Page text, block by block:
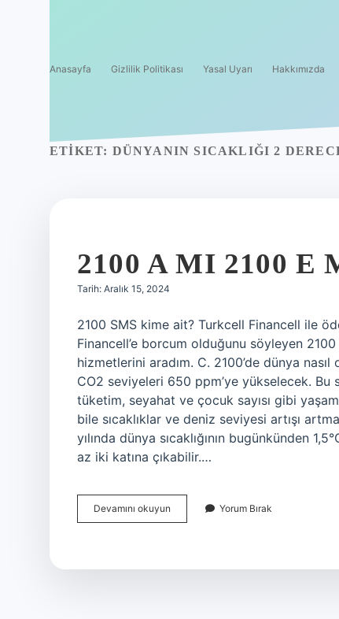
Anasayfa Gizlilik Politikası Yasal Uyarı Hakkımızda
ETIKET: DÜNYANIN SICAKLIĞI 2
2100 A MI 2100 E
Tarih: Aralık 15, 2024
2100 SMS kime ait? Turkcell Financell ile
Financell’e borcum olduğunu söyleyen
hizmetlerini aradım. C. 2100’de dünya
CO2 seviyeleri 650 ppm’ye yükselecek. Bu
tüketim, seyahat ve çocuk sayısı gibi
bile sıcaklıklar ve deniz seviyesi artışı
yılında dünya sıcaklığının bugünkünden
az iki katına çıkabilir.…
Devamını okuyun
A
Yorum Bırak